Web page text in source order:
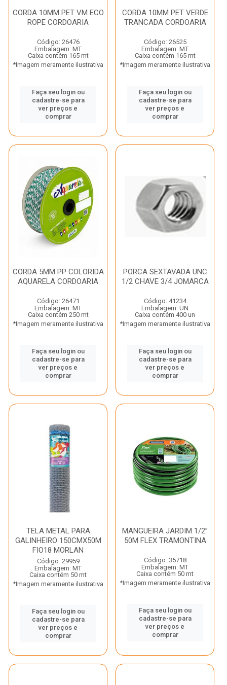
CORDA 10MM PET VM ECO
ROPE CORDOARIA
Código: 26476
Embalagem: MT
Caixa contém 165 mt
*Imagem meramente ilustrativa
Faça seu login ou
cadastre-se para
ver preços e
comprar
CORDA 10MM PET VERDE
TRANCADA CORDOARIA
Código: 26525
Embalagem: MT
Caixa contém 165 mt
*Imagem meramente ilustrativa
Faça seu login ou
cadastre-se para
ver preços e
comprar
CORDA 5MM PP COLORIDA
AQUARELA CORDOARIA
Código: 26471
Embalagem: MT
Caixa contém 250 mt
*Imagem meramente ilustrativa
Faça seu login ou
cadastre-se para
ver preços e
comprar
PORCA SEXTAVADA UNC
1/2 CHAVE 3/4 JOMARCA
Código: 41234
Embalagem: UN
Caixa contém 400 un
*Imagem meramente ilustrativa
Faça seu login ou
cadastre-se para
ver preços e
comprar
TELA METAL PARA
GALINHEIRO 150CMX50M
FIO18 MORLAN
Código: 29959
Embalagem: MT
Caixa contém 50 mt
*Imagem meramente ilustrativa
Faça seu login ou
cadastre-se para
ver preços e
comprar
MANGUEIRA JARDIM 1/2”
50M FLEX TRAMONTINA
Código: 35718
Embalagem: MT
Caixa contém 50 mt
*Imagem meramente ilustrativa
Faça seu login ou
cadastre-se para
ver preços e
comprar